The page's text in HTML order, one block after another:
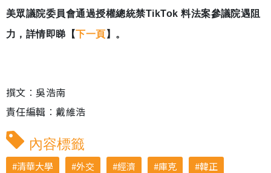
美眾議院委員會通過授權總統禁TikTok 料法案參議院遇阻
力，詳情即睇【下一頁 】。
撰文︰吳浩南
責任編輯︰戴維浩
內容標籤
清華大學 外交 經濟 庫克
韓正